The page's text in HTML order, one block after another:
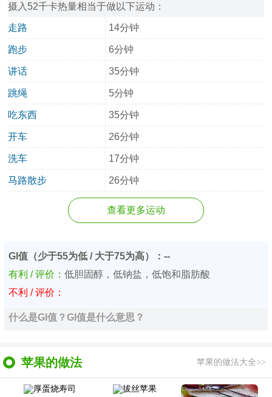
摄入52千卡热量相当于做以下运动：
走路 14分钟
跑步 6分钟
讲话 35分钟
跳绳 5分钟
吃东西 35分钟
开车 26分钟
洗车 17分钟
马路散步 26分钟
查看更多运动
GI值（少于55为低 / 大于75为高）：--
有利 / 评价： 低胆固醇，低钠盐，低饱和脂肪酸
不利 / 评价：
什么是GI值？GI值是什么意思？
苹果的做法 苹果的做法大全>>